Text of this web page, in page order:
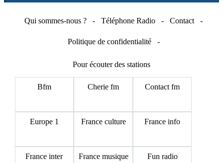
Qui sommes-nous ? - Téléphone Radio - Contact -
Politique de confidentialité -
Pour écouter des stations
Bfm Cherie fm Contact fm
Europe 1 France culture France info
France inter France musique Fun radio